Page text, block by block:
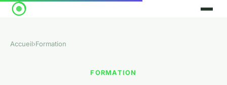
Accueil›Formation
FORMATION